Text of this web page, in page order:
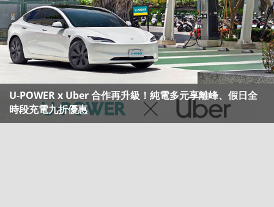
U-POWER x Uber 合作再升級！純電多元享離峰、假日全
時段充電九折優惠